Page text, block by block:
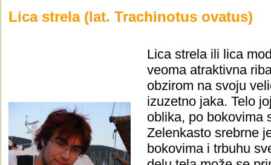
Lica strela (lat. Trachinotus ovatus)
Lica strela ili lica
veoma atraktivna
obzirom na svoju
izuzetno jaka. Telo
oblika, po bokovima
Zelenkasto srebrne
bokovima i trbuhu